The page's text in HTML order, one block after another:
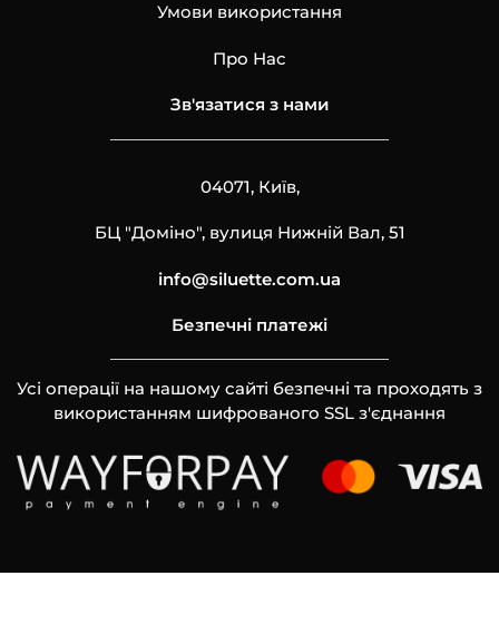
Умови використання
Про Нас
Зв'язатися з нами
04071, Київ,
БЦ "Доміно", вулиця Нижній Вал, 51
info@siluette.com.ua
Безпечні платежі
Усі операції на нашому сайті безпечні та проходять з
використанням шифрованого SSL з'єднання